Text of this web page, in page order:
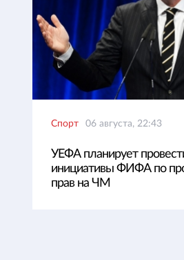
Спорт 06 августа, 22:43
УЕФА планирует
инициативы ФИФА по
прав на ЧМ